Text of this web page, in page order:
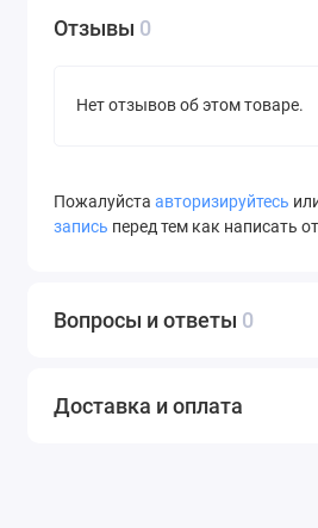
Отзывы 0
Нет отзывов об этом товаре.
Пожалуйста авторизируйтесь
запись перед тем как написать
Вопросы и ответы 0
Доставка и оплата